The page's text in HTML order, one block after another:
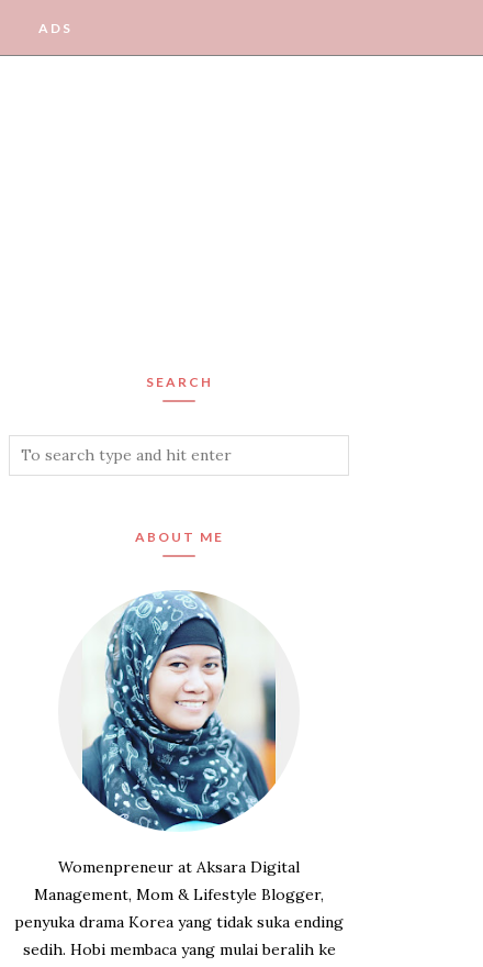
ADS
SEARCH
ABOUT ME
Womenpreneur at Aksara Digital
Management, Mom & Lifestyle Blogger,
penyuka drama Korea yang tidak suka ending
sedih. Hobi membaca yang mulai beralih ke